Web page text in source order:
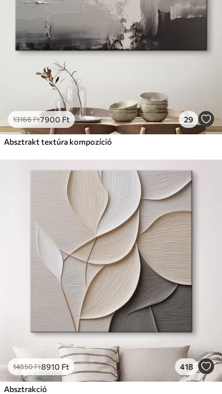
13166Ft7900 Ft 29
Absztrakt textúra kompozíció
14850Ft8910 Ft 418
Absztrakció